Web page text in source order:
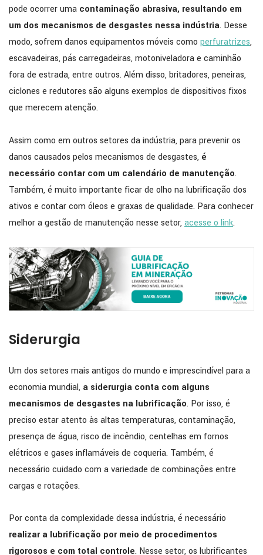
pode ocorrer uma contaminação abrasiva, resultando em
um dos mecanismos de desgastes nessa indústria. Desse
modo, sofrem danos equipamentos móveis como perfuratrizes,
escavadeiras, pás carregadeiras, motoniveladora e caminhão
fora de estrada, entre outros. Além disso, britadores, peneiras,
ciclones e redutores são alguns exemplos de dispositivos fixos
que merecem atenção.
Assim como em outros setores da indústria, para prevenir os
danos causados pelos mecanismos de desgastes, é
necessário contar com um calendário de manutenção.
Também, é muito importante ficar de olho na lubrificação dos
ativos e contar com óleos e graxas de qualidade. Para conhecer
melhor a gestão de manutenção nesse setor,acesse o link.
Siderurgia
Um dos setores mais antigos do mundo e imprescindível para a
economia mundial, a siderurgia conta com alguns
mecanismos de desgastes na lubrificação. Por isso, é
preciso estar atento às altas temperaturas, contaminação,
presença de água, risco de incêndio, centelhas em fornos
elétricos e gases inflamáveis de coqueria. Também, é
necessário cuidado com a variedade de combinações entre
cargas e rotações.
Por conta da complexidade dessa indústria, é necessário
realizar a lubrificação por meio de procedimentos
rigorosos e com total controle. Nesse setor, os lubrificantes